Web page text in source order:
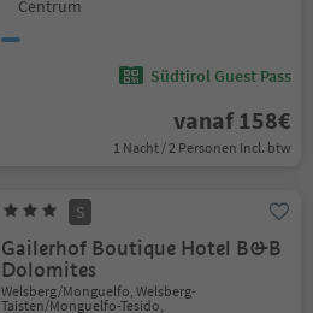
Centrum
Südtirol Guest Pass
vanaf 158€
1 Nacht / 2 Personen Incl. btw
S
Gailerhof Boutique Hotel B&B
Dolomites
Welsberg/Monguelfo, Welsberg-
Taisten/Monguelfo-Tesido,